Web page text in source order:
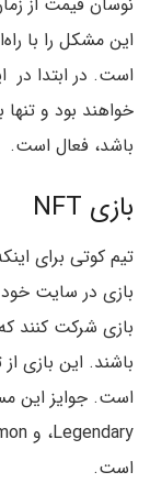
این مشکل را با
باشد، فعال است.
بازی NFT
بازی در سایت خود
است.